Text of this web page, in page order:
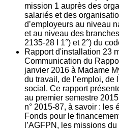
mission 1 auprès des
salariés et des
d’employeurs au niveau
et au niveau des
2135‐28 I 1°) et 2°) du
Rapport d'installation 23
Communication du
janvier 2016 à Madame
du travail, de l’emploi,
social. Ce rapport
au premier semestre
n° 2015-87, à savoir :
Fonds pour le
l’AGFPN, les missions